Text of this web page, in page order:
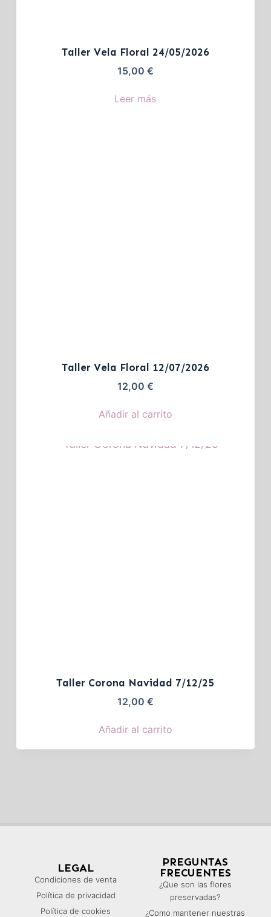
Taller Vela Floral 24/05/2026
15,00 €
Leer más
Taller Vela Floral 12/07/2026
12,00 €
Añadir al carrito
Taller Corona Navidad 7/12/25
12,00 €
Añadir al carrito
LEGAL
Condiciones de venta
Política de privacidad
Política de cookies
PREGUNTAS
FRECUENTES
¿Que son las flores
preservadas?
¿Como mantener nuestras